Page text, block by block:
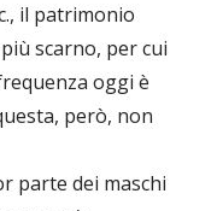
il patrimonio
scarno, per cui
oggi è
però, non
parte dei maschi